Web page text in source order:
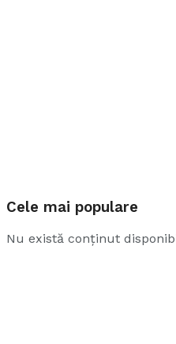
Cele mai populare
Nu există conținut